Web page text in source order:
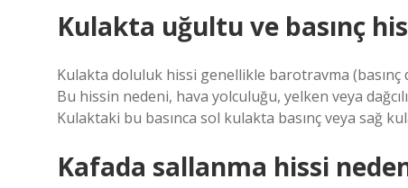
Kulakta uğultu ve basınç
Kulakta doluluk hissi genellikle barotravma (basınç
Bu hissin nedeni, hava yolculuğu, yelken veya
Kulaktaki bu basınca sol kulakta basınç veya sağ
Kafada sallanma hissi